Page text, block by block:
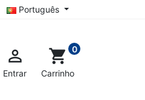
Português

Entrar
shopping_cart 0
Carrinho